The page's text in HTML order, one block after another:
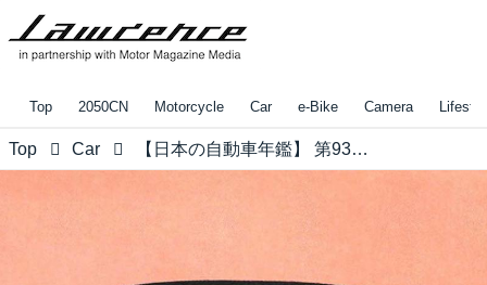
Top 2050CN Motorcycle Car e-Bike Camera
Top Car 【日本の自動車年鑑】 第93回 「マークⅡシリーズ」(1980年)